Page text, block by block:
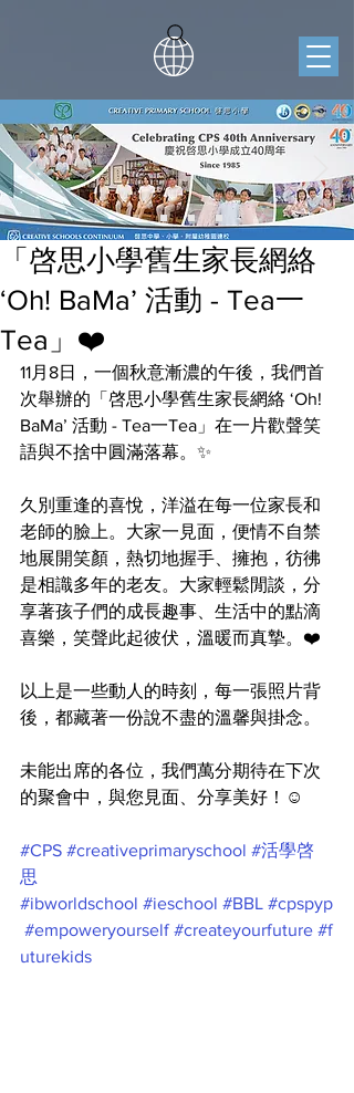
「啓思小學舊生家長網絡
‘Oh! BaMa’ 活動 - Tea一
Tea」❤️
11月8日，一個秋意漸濃的午後，我們首
次舉辦的「啓思小學舊生家長網絡 ‘Oh!
BaMa’ 活動 - Tea一Tea」在一片歡聲笑
語與不捨中圓滿落幕。✨
久別重逢的喜悅，洋溢在每一位家長和
老師的臉上。大家一見面，便情不自禁
地展開笑顏，熱切地握手、擁抱，彷彿
是相識多年的老友。大家輕鬆閒談，分
享著孩子們的成長趣事、生活中的點滴
喜樂，笑聲此起彼伏，溫暖而真摯。❤️
以上是一些動人的時刻，每一張照片背
後，都藏著一份說不盡的溫馨與掛念。
未能出席的各位，我們萬分期待在下次
的聚會中，與您見面、分享美好！☺️
#CPS #creativeprimaryschool #活學啓
思
#ibworldschool #ieschool #BBL #cpspyp
#empoweryourself #createyourfuture #f
uturekids